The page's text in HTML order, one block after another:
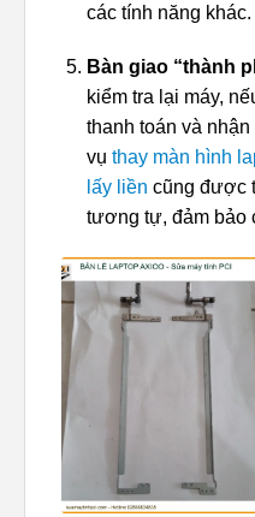
các tính năng khác.
Bàn giao “thành
kiểm tra lại máy,
thanh toán và
vụ thay màn hình
lấy liền cũng được
tương tự, đảm bảo